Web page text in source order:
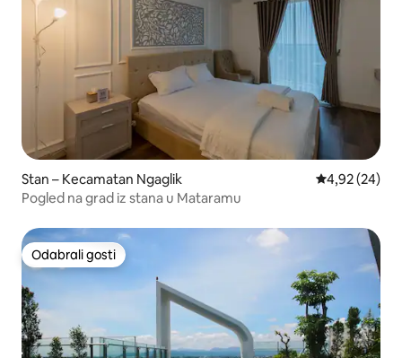
Stan – Kecamatan Ngaglik Prosječna
4,92 (24)
Pogled na grad iz stana u Mataramu
Odabrali gosti
Odabrali gosti